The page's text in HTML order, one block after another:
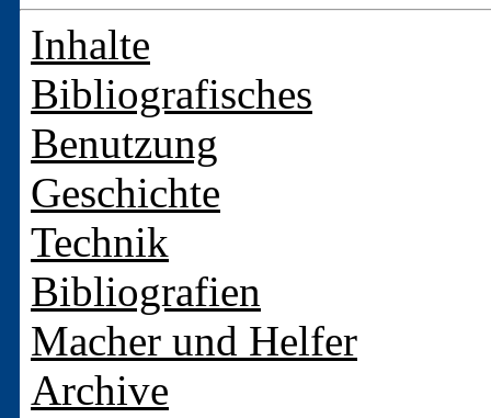
Inhalte
Bibliografisches
Benutzung
Geschichte
Technik
Bibliografien
Macher und Helfer
Archive